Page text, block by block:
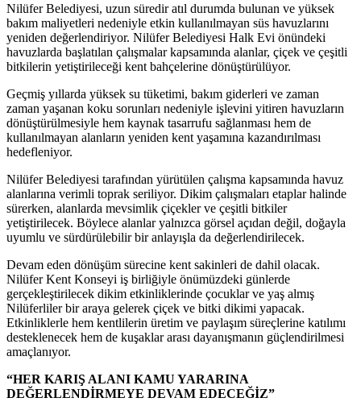
Nilüfer Belediyesi, uzun süredir atıl durumda bulunan ve yüksek
bakım maliyetleri nedeniyle etkin kullanılmayan süs havuzlarını
yeniden değerlendiriyor. Nilüfer Belediyesi Halk Evi önündeki
havuzlarda başlatılan çalışmalar kapsamında alanlar, çiçek ve çeşitli
bitkilerin yetiştirileceği kent bahçelerine dönüştürülüyor.
Geçmiş yıllarda yüksek su tüketimi, bakım giderleri ve zaman
zaman yaşanan koku sorunları nedeniyle işlevini yitiren havuzların
dönüştürülmesiyle hem kaynak tasarrufu sağlanması hem de
kullanılmayan alanların yeniden kent yaşamına kazandırılması
hedefleniyor.
Nilüfer Belediyesi tarafından yürütülen çalışma kapsamında havuz
alanlarına verimli toprak seriliyor. Dikim çalışmaları etaplar halinde
sürerken, alanlarda mevsimlik çiçekler ve çeşitli bitkiler
yetiştirilecek. Böylece alanlar yalnızca görsel açıdan değil, doğayla
uyumlu ve sürdürülebilir bir anlayışla da değerlendirilecek.
Devam eden dönüşüm sürecine kent sakinleri de dahil olacak.
Nilüfer Kent Konseyi iş birliğiyle önümüzdeki günlerde
gerçekleştirilecek dikim etkinliklerinde çocuklar ve yaş almış
Nilüferliler bir araya gelerek çiçek ve bitki dikimi yapacak.
Etkinliklerle hem kentlilerin üretim ve paylaşım süreçlerine katılımı
desteklenecek hem de kuşaklar arası dayanışmanın güçlendirilmesi
amaçlanıyor.
“HER KARIŞ ALANI KAMU YARARINA
DEĞERLENDİRMEYE DEVAM EDECEĞİZ”